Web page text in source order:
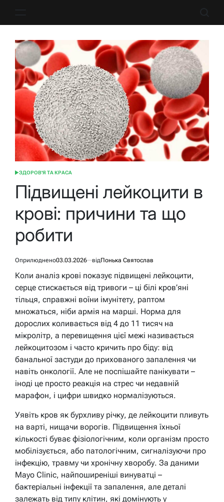
ОПУБЛІКУВАТИ
ЗДОРОВ'Я ТА КРАСА
Підвищені лейкоцити в
крові: причини та що
робити
Оприлюднено03.03.2026 відПонька Святослав
Коли аналіз крові показує підвищені лейкоцити,
серце стискається від тривоги – ці білі кров’яні
тільця, справжні воїни імунітету, раптом
множаться, ніби армія на марші. Норма для
дорослих коливається від 4 до 11 тисяч на
мікролітр, а перевищення цієї межі називається
лейкоцитозом і часто кричить про біду: від
банальної застуди до прихованого запалення чи
навіть онкології. Але не поспішайте панікувати –
іноді це просто реакція на стрес чи недавній
марафон, і цифри швидко нормалізуються.
Уявіть кров як бурхливу річку, де лейкоцити пливуть
на варті, нищачи ворогів. Підвищення їхньої
кількості буває фізіологічним, коли організм просто
мобілізується, або патологічним, сигналізуючи про
інфекцію, травму чи хронічну хворобу. За даними
Mayo Clinic, найпоширеніші винуватці –
бактеріальні інфекції та запалення, але деталі
залежать від типу клітин, які домінують у